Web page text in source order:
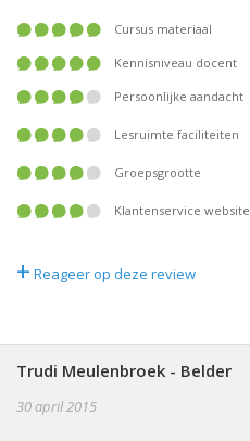
Cursus materiaal
Kennisniveau docent
Persoonlijke aandacht
Lesruimte faciliteiten
Groepsgrootte
Klantenservice website
+ Reageer op deze review
Trudi Meulenbroek - Belder
30 april 2015